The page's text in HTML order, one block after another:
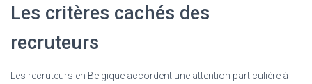
Les critères cachés des
recruteurs
Les recruteurs en Belgique accordent une attention particulière à